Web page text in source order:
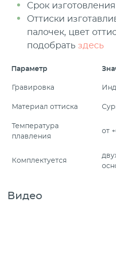
Срок
Оттиски
палочек, цвет
подобрать здесь
Параметр
Гравировка
Материал оттиска
Температура
плавления
от
Комплектуется
Видео